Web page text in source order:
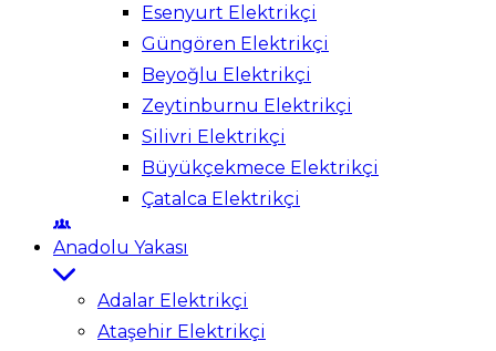
Esenyurt Elektrikçi
Güngören Elektrikçi
Beyoğlu Elektrikçi
Zeytinburnu Elektrikçi
Silivri Elektrikçi
Büyükçekmece Elektrikçi
Çatalca Elektrikçi
Anadolu Yakası
Adalar Elektrikçi
Ataşehir Elektrikçi